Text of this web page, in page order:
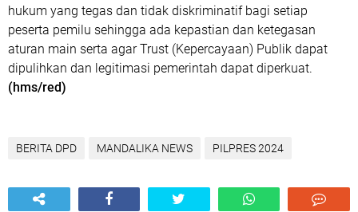
hukum yang tegas dan tidak diskriminatif bagi setiap
peserta pemilu sehingga ada kepastian dan ketegasan
aturan main serta agar Trust (Kepercayaan) Publik dapat
dipulihkan dan legitimasi pemerintah dapat diperkuat.
(hms/red)
BERITA DPD MANDALIKA NEWS PILPRES 2024